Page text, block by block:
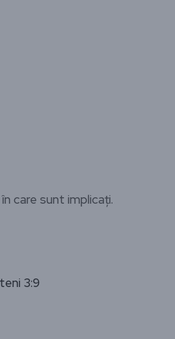
care sunt implicați.
3:9